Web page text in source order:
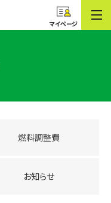
マイページ
燃料調整費
お知らせ